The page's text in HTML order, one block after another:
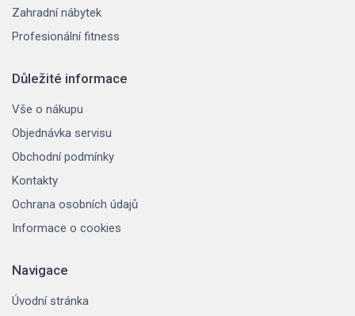
Zahradní nábytek
Profesionální fitness
Důležité informace
Vše o nákupu
Objednávka servisu
Obchodní podmínky
Kontakty
Ochrana osobních údajů
Informace o cookies
Navigace
Úvodní stránka